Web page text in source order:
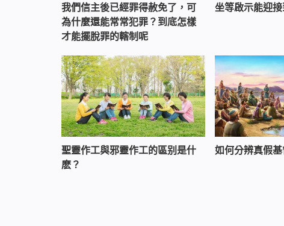
我們信主後已經罪得赦免了，可
為什麼還能常常犯罪？到底怎樣
才能擺脫罪的轄制呢
坐等啟示能迎
聖靈作工與邪靈作工的區别是什
麽？
如何分辨真假